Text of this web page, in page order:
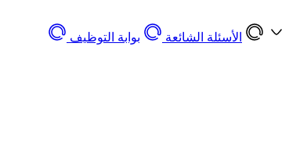
الأسئلة الشائعة بوابة التوظيف